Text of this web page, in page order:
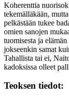
Koherenttia
tekemälläkään,
pelkästään tukee
omien sanojen
tuomisesta ja
jokseenkin samat
Tahallista tai ei,
kadoksissa olleet
Teoksen tiedot: